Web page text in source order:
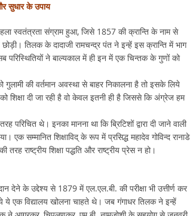
सुधार के उपाय
स्वतंत्रता संग्राम हुआ, जिसे 1857 की क्रान्ति के नाम से
तिलक के दादाजी रामचन्द्र पंत ने इन्हें इस क्रान्ति में भाग
ने बाल्यकाल में ही इन में एक चिन्तक के गुणों को
की वर्तमान अवस्था से बाहर निकालना है तो इसके लिये
शिक्षा दी जा रही है वो केवल इतनी ही है जिससे कि अंग्रेज हम
परिचित थे। इनका मानना था कि ब्रिटिशों द्वारा दी जाने वाली
एक सम्मानित शिक्षाविद् के रूप में प्रसिद्ध महादेव गोविन्द रानाडे
राष्ट्रीय शिक्षा पद्धति और राष्ट्रीय प्रेस न हो।
देने के उद्देश्य से 1879 में एल.एल.बी. की परीक्षा भी उत्तीर्ण कर
एक विद्यालय खोलना चाहते थे। जब गंगाधर तिलक ने इन्हें